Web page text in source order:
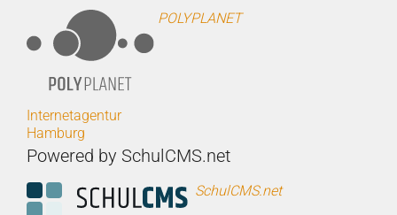
POLYPLANET
Internetagentur
Hamburg
Powered by SchulCMS.net
SchulCMS.net